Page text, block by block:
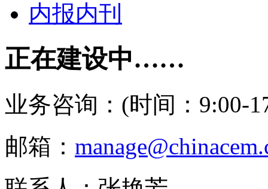
内报内刊
正在建设中……
业务咨询：(时间：9:00-
邮箱：